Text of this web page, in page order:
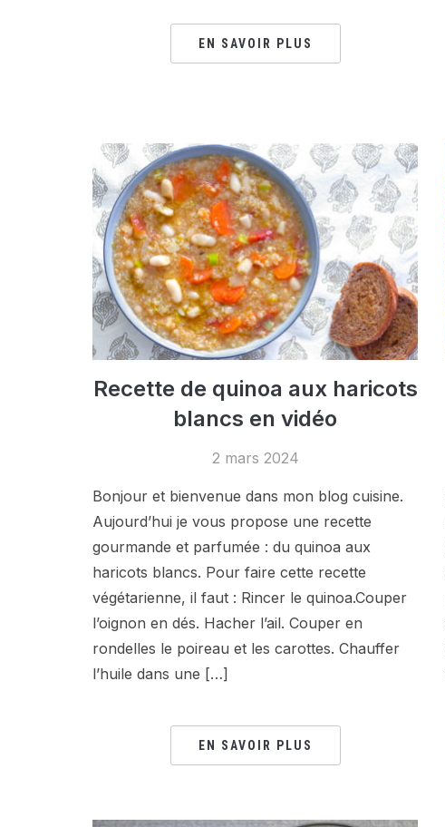
EN SAVOIR PLUS
Recette de quinoa aux haricots
blancs en vidéo
2 mars 2024
Bonjour et bienvenue dans mon blog cuisine.
Aujourd’hui je vous propose une recette
gourmande et parfumée : du quinoa aux
haricots blancs. Pour faire cette recette
végétarienne, il faut : Rincer le quinoa.Couper
l’oignon en dés. Hacher l’ail. Couper en
rondelles le poireau et les carottes. Chauffer
l’huile dans une […]
EN SAVOIR PLUS